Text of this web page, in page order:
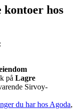
kontoer hos
:
på Lagre
Sirvoy-
du har hos Agoda,